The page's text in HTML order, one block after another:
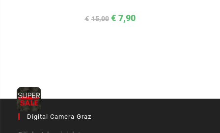
€ 15,00 € 7,90
Digital Camera Graz